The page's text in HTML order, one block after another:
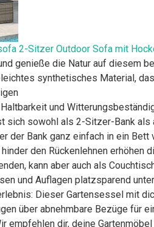
2-Sitzer Outdoor Sofa mit
genieße die Natur auf diesem
synthetisches Material,
und
sich sowohl als 2-Sitzer-Bank als
der Bank ganz einfach in ein Bett
den Rückenlehnen
kann aber auch als
und Auflagen platzsparend
Dieser Gartensessel mit
über abnehmbare Bezüge für
empfehlen dir, deine